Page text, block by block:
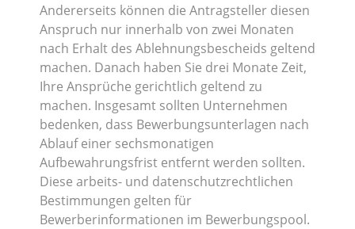
Andererseits können die Antragsteller diesen
Anspruch nur innerhalb von zwei Monaten
nach Erhalt des Ablehnungsbescheids geltend
machen. Danach haben Sie drei Monate Zeit,
Ihre Ansprüche gerichtlich geltend zu
machen. Insgesamt sollten Unternehmen
bedenken, dass Bewerbungsunterlagen nach
Ablauf einer sechsmonatigen
Aufbewahrungsfrist entfernt werden sollten.
Diese arbeits- und datenschutzrechtlichen
Bestimmungen gelten für
Bewerberinformationen im Bewerbungspool.